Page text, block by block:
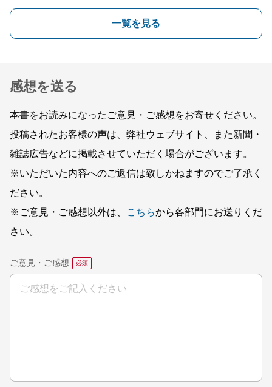
一覧を見る
感想を送る
本書をお読みになったご意見・ご感想をお寄せください。
投稿されたお客様の声は、弊社ウェブサイト、また新聞・
雑誌広告などに掲載させていただく場合がございます。
※いただいた内容へのご返信は致しかねますのでご了承く
ださい。
※ご意見・ご感想以外は、
こちらから各部門にお送りくだ
さい。
ご意見・ご感想